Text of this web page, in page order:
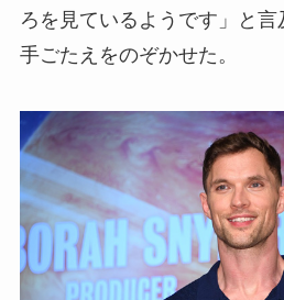
ろを見ているようです」と
手ごたえをのぞかせた。